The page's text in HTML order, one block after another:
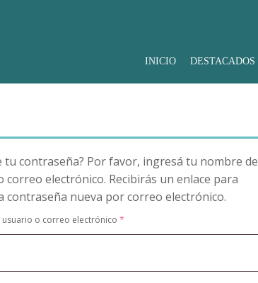
INICIO DESTACADOS
tu contraseña? Por favor, ingresá tu nombre de
correo electrónico. Recibirás un enlace para
contraseña nueva por correo electrónico.
o correo electrónico *